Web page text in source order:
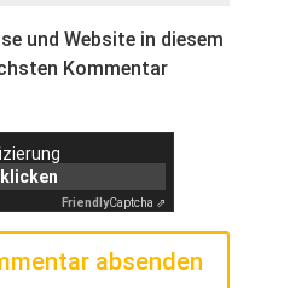
und Website in diesem
Kommentar
FriendlyCaptcha ⇗